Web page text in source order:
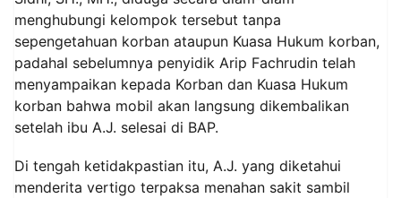
menghubungi kelompok tersebut tanpa
sepengetahuan korban ataupun Kuasa Hukum korban,
padahal sebelumnya penyidik Arip Fachrudin telah
menyampaikan kepada Korban dan Kuasa Hukum
korban bahwa mobil akan langsung dikembalikan
setelah ibu A.J. selesai di BAP.
Di tengah ketidakpastian itu, A.J. yang diketahui
menderita vertigo terpaksa menahan sakit sambil